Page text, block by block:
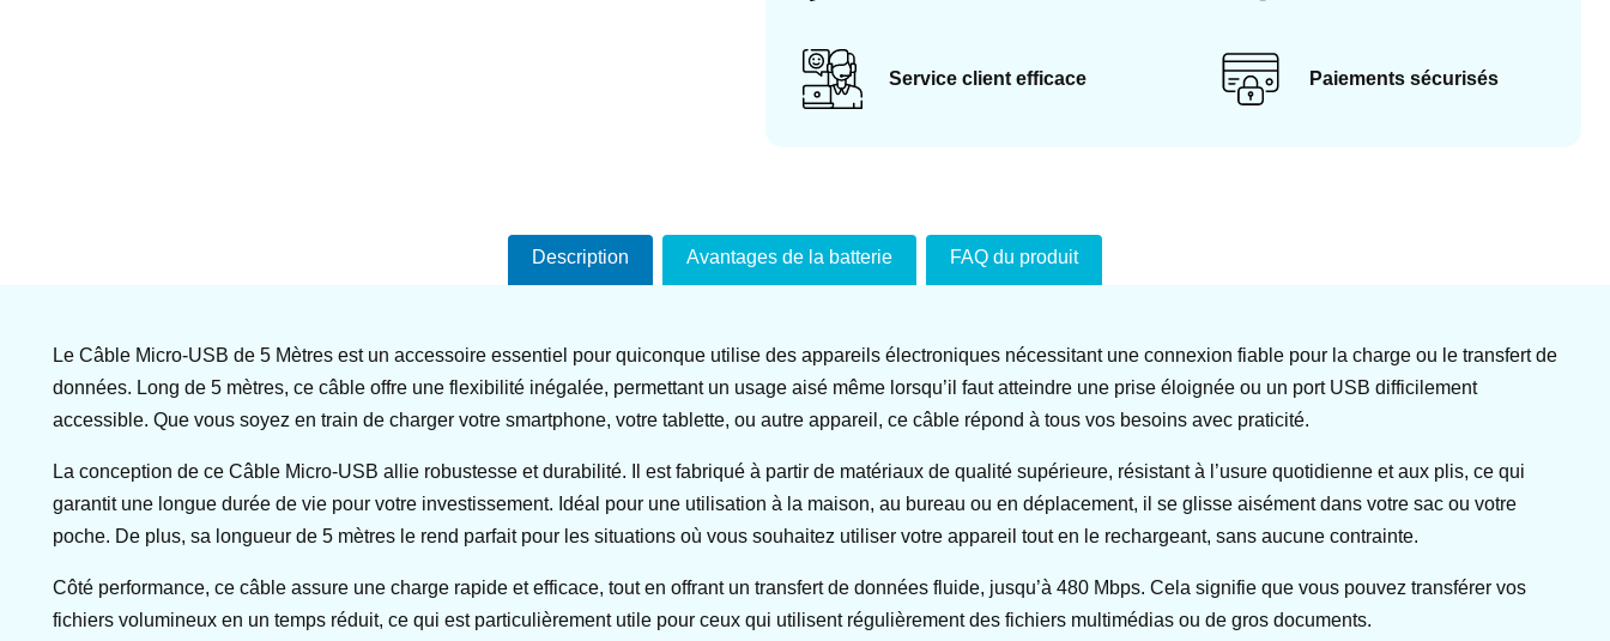
Service client efficace Paiements sécurisés
Description Avantages de la batterie FAQ du produit
Le Câble Micro-USB de 5 Mètres est un accessoire essentiel pour quiconque utilise des appareils électroniques nécessitant une connexion fiable pour la charge ou le transfert de
données. Long de 5 mètres, ce câble offre une flexibilité inégalée, permettant un usage aisé même lorsqu’il faut atteindre une prise éloignée ou un port USB difficilement
accessible. Que vous soyez en train de charger votre smartphone, votre tablette, ou autre appareil, ce câble répond à tous vos besoins avec praticité.
La conception de ce Câble Micro-USB allie robustesse et durabilité. Il est fabriqué à partir de matériaux de qualité supérieure, résistant à l’usure quotidienne et aux plis, ce qui
garantit une longue durée de vie pour votre investissement. Idéal pour une utilisation à la maison, au bureau ou en déplacement, il se glisse aisément dans votre sac ou votre
poche. De plus, sa longueur de 5 mètres le rend parfait pour les situations où vous souhaitez utiliser votre appareil tout en le rechargeant, sans aucune contrainte.
Côté performance, ce câble assure une charge rapide et efficace, tout en offrant un transfert de données fluide, jusqu’à 480 Mbps. Cela signifie que vous pouvez transférer vos
fichiers volumineux en un temps réduit, ce qui est particulièrement utile pour ceux qui utilisent régulièrement des fichiers multimédias ou de gros documents.